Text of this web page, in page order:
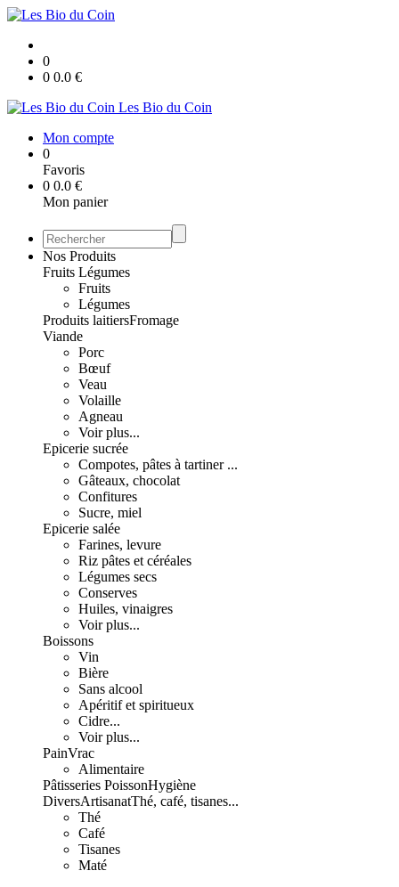
0
0 0.0 €
Les Bio du Coin
Mon compte
0
Favoris
0 0.0 €
Mon panier
Nos Produits
Fruits Légumes
Fruits
Légumes
Produits laitiersFromage
Viande
Porc
Bœuf
Veau
Volaille
Agneau
Voir plus...
Epicerie sucrée
Compotes, pâtes à tartiner ...
Gâteaux, chocolat
Confitures
Sucre, miel
Epicerie salée
Farines, levure
Riz pâtes et céréales
Légumes secs
Conserves
Huiles, vinaigres
Voir plus...
Boissons
Vin
Bière
Sans alcool
Apéritif et spiritueux
Cidre...
Voir plus...
PainVrac
Alimentaire
Pâtisseries PoissonHygiène
DiversArtisanatThé, café, tisanes...
Thé
Café
Tisanes
Maté